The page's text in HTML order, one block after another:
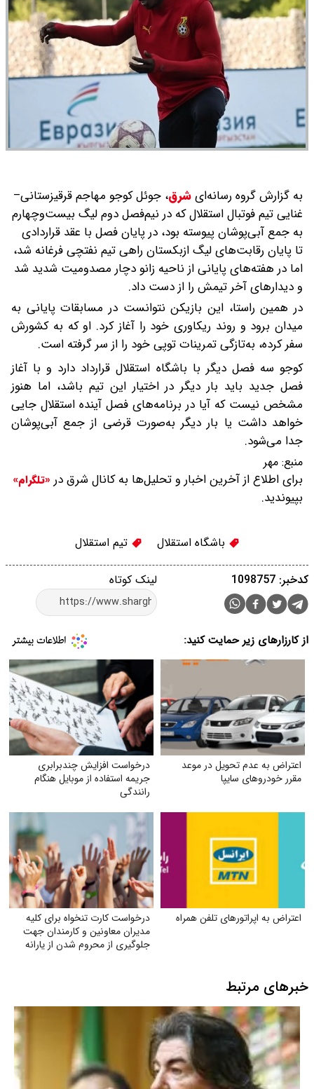
به گزارش گروه رسانه‌ایشرق، جوئل کوجو مهاجم قرقیزستانی–
غنایی تیم فوتبال استقلال که در نیم‌فصل دوم لیگ بیست‌وچهارم
به جمع آبی‌پوشان پیوسته بود، در پایان فصل با عقد قراردادی
تا پایان رقابت‌های لیگ ازبکستان راهی تیم نفتچی فرغانه شد،
اما در هفته‌های پایانی از ناحیه زانو دچار مصدومیت شدید شد
و دیدارهای آخر تیمش را از دست داد.
در همین راستا، این بازیکن نتوانست در مسابقات پایانی به
میدان برود و روند ریکاوری خود را آغاز کرد. او که به کشورش
سفر کرده، به‌تازگی تمرینات توپی خود را از سر گرفته است.
کوجو سه فصل دیگر با باشگاه استقلال قرارداد دارد و با آغاز
فصل جدید باید بار دیگر در اختیار این تیم باشد، اما هنوز
مشخص نیست که آیا در برنامه‌های فصل آینده استقلال جایی
خواهد داشت یا بار دیگر به‌صورت قرضی از جمع آبی‌پوشان
جدا می‌شود.
منبع: مهر
برای اطلاع از آخرین اخبار و تحلیل‌ها به کانال شرق در «تلگرام»
بپیوندید.
باشگاه استقلال تیم استقلال
لینک کوتاه کدخبر: 1098757
از کارزارهای زیر حمایت کنید:
اعتراض به عدم تحویل در موعد
مقرر خودروهای سایپا
درخواست افزایش چندبرابری
جریمه استفاده از موبایل هنگام
رانندگی
اعتراض به اپراتورهای تلفن همراه
درخواست کارت تنخواه برای کلیه
مدیران معاونین و کارمندان جهت
جلوگیری از محروم شدن از یارانه
خبرهای مرتبط